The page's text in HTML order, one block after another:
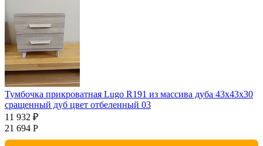
Тумбочка прикроватная Lugo R191 из массива дуба 43х43х30
сращенный дуб цвет отбеленный 03
11 932 ₽
21 694 Р